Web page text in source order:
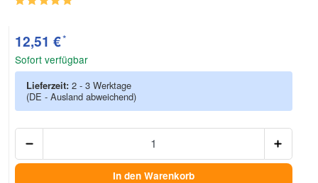
12,51 €*
Sofort verfügbar
Lieferzeit: 2 - 3 Werktage
(DE - Ausland abweichend)
In den Warenkorb